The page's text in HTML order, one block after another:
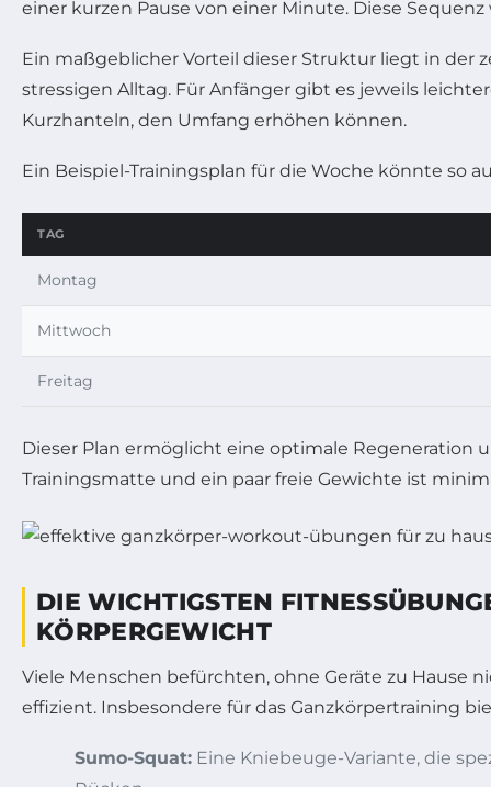
einer kurzen Pause von einer Minute. Diese
Ein maßgeblicher Vorteil dieser Struktur liegt in der
stressigen Alltag. Für Anfänger gibt es jeweils
Kurzhanteln, den Umfang erhöhen können.
Ein Beispiel-Trainingsplan für die Woche könnte so
TAG
Montag
Mittwoch
Freitag
Dieser Plan ermöglicht eine optimale Regeneration
Trainingsmatte und ein paar freie Gewichte ist
DIE WICHTIGSTEN
KÖRPERGEWICHT
Viele Menschen befürchten, ohne Geräte zu Hause
effizient. Insbesondere für das Ganzkörpertraining
Sumo-Squat: Eine Kniebeuge-Variante, die